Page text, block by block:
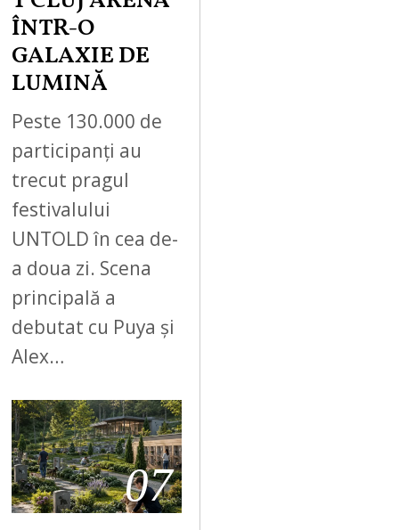
ÎNTR-O
GALAXIE DE
LUMINĂ
Peste 130.000 de
participanți au
trecut pragul
festivalului
UNTOLD în cea de-
a doua zi. Scena
principală a
debutat cu Puya și
Alex…
07